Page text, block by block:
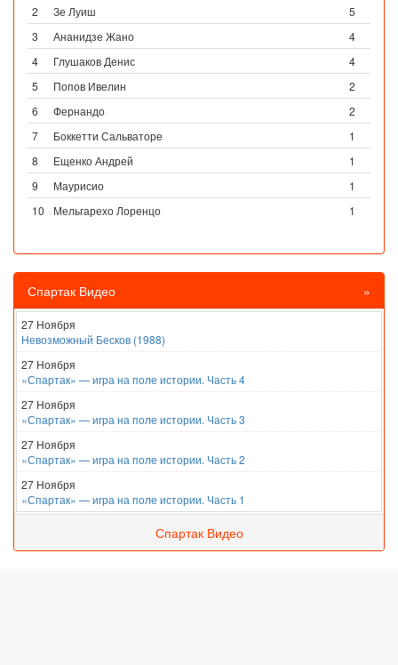
2
Зе Луиш
5
3
Ананидзе Жано
4
4
Глушаков Денис
4
5
Попов Ивелин
2
6
Фернандо
2
7
Боккетти Сальваторе
1
8
Ещенко Андрей
1
9
Маурисио
1
10
Мельгарехо Лоренцо 1
Спартак Видео »
27 Ноября
Невозможный Бесков (1988)
27 Ноября
«Спартак» — игра на поле истории. Часть 4
27 Ноября
«Спартак» — игра на поле истории. Часть 3
27 Ноября
«Спартак» — игра на поле истории. Часть 2
27 Ноября
«Спартак» — игра на поле истории. Часть 1
Спартак Видео